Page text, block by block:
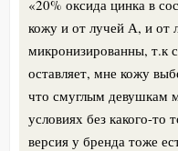
«20% оксида цинка в
кожу и от лучей А, и от
микронизированны, т.к
оставляет, мне кожу
что смуглым девушкам
условиях без какого-то
версия у бренда тоже